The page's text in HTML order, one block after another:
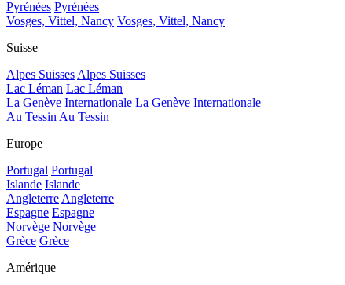
Pyrénées Pyrénées
Vosges, Vittel, Nancy Vosges, Vittel, Nancy
Suisse
Alpes Suisses Alpes Suisses
Lac Léman Lac Léman
La Genève Internationale La Genève Internationale
Au Tessin Au Tessin
Europe
Portugal Portugal
Islande Islande
Angleterre Angleterre
Espagne Espagne
Norvège Norvège
Grèce Grèce
Amérique